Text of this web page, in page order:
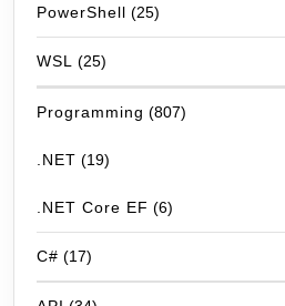
PowerShell (25)
WSL (25)
Programming (807)
.NET (19)
.NET Core EF (6)
C# (17)